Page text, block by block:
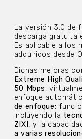
La versión 3.0 de
descarga gratuita
Es aplicable a los
adquiridos desde
Dichas mejoras
Extreme High
50 Mbps,
enfoque
de enfoque; f
incluyendo la
ZIXI,y la
a varias